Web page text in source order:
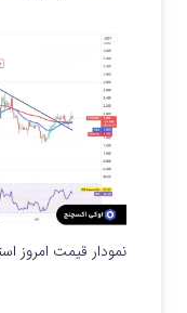
نمودار قیمت امروز استکس